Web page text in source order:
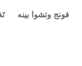
فونج وتشوا بينه